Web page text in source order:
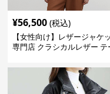
¥56,500 (税込)
【女性向け】レザージャケ
専門店 クラシカルレザー テ